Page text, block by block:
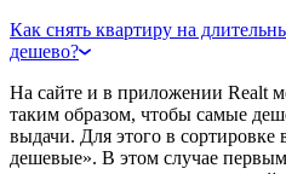
Как снять квартиру на
дешево?
На сайте и в приложении Realt
таким образом, чтобы самые
выдачи. Для этого в сортировке
дешевые». В этом случае